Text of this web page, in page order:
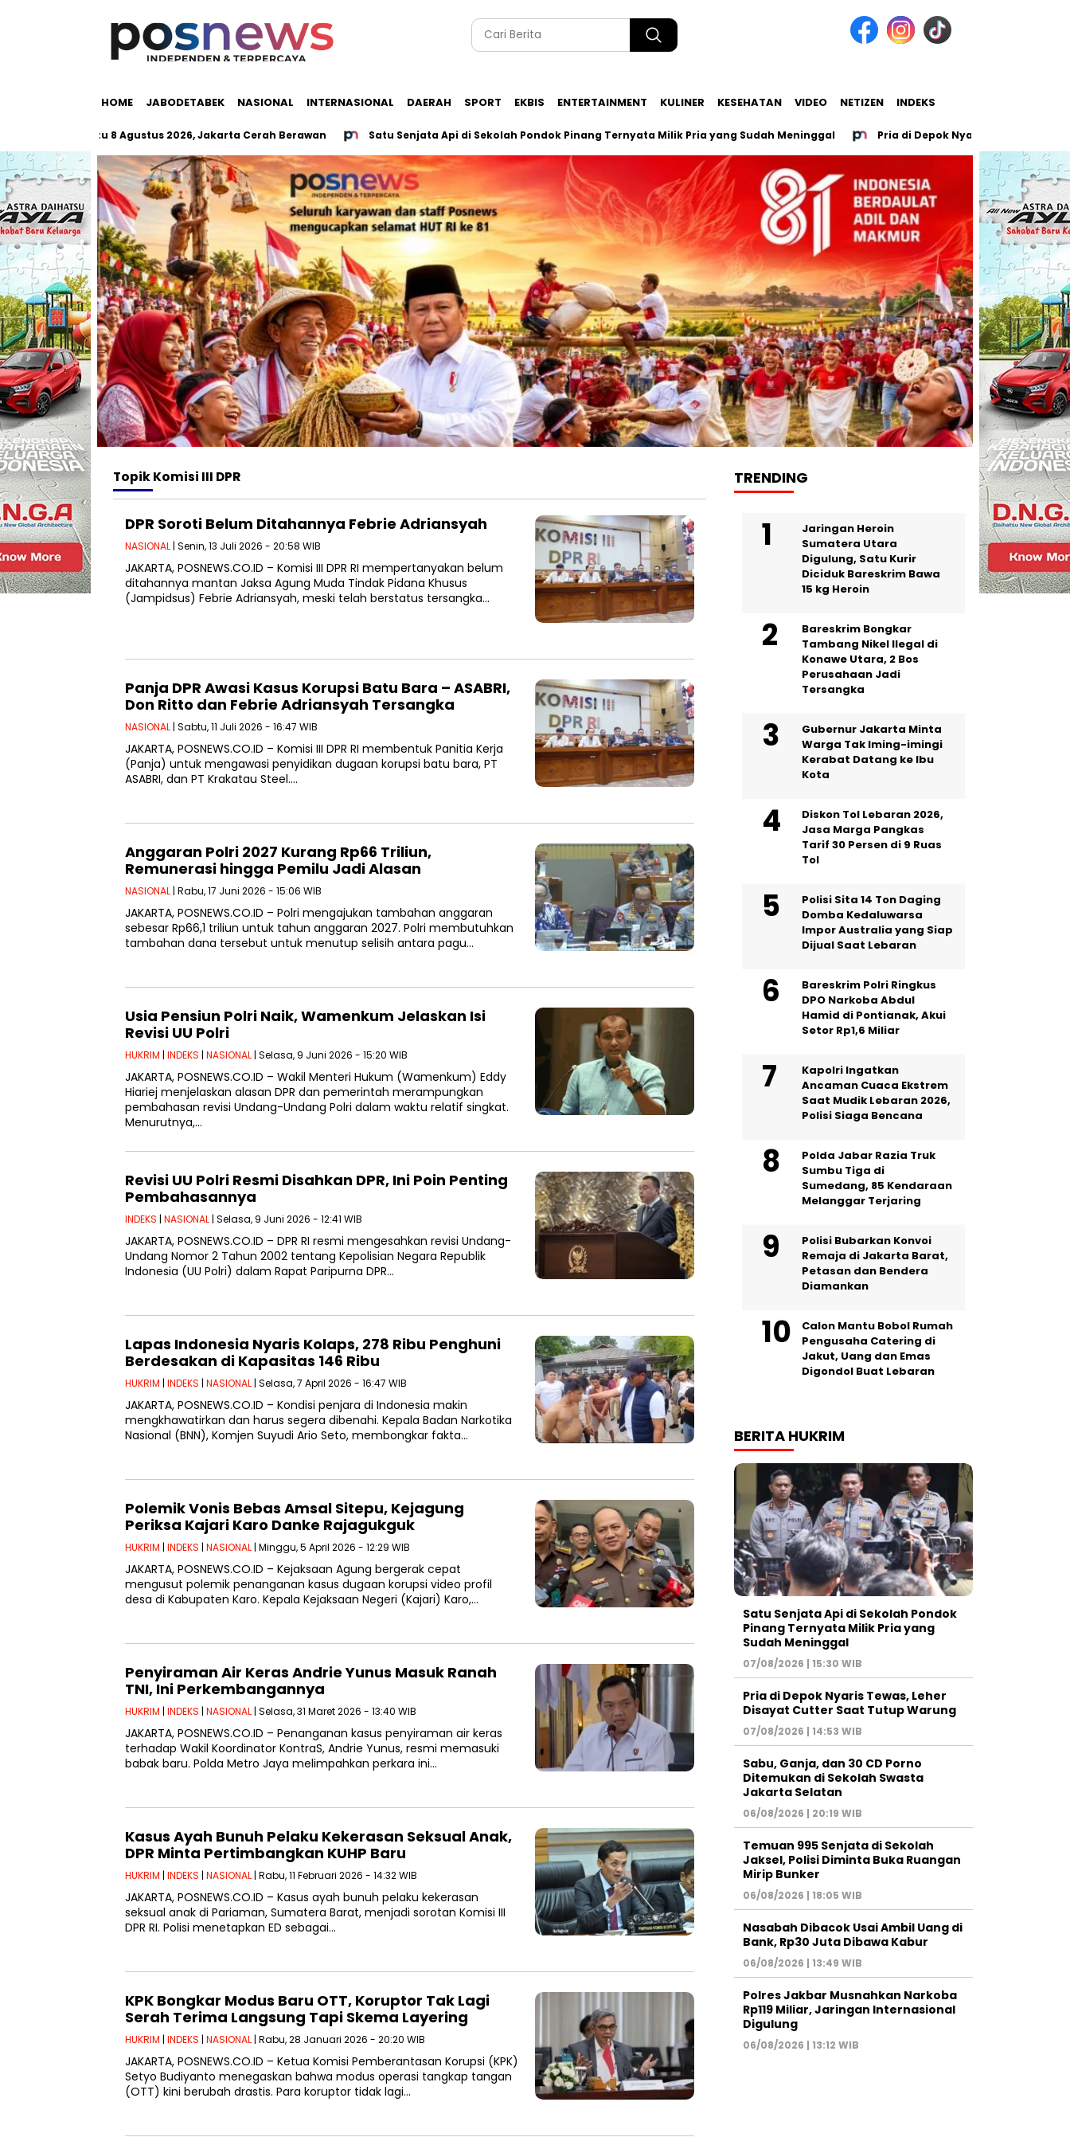
HOME JABODETABEK NASIONAL INTERNASIONAL DAERAH SPORT EKBIS ENTERTAINMENT KULINER KESEHATAN VIDEO NETIZEN INDEKS
Sabtu 8 Agustus 2026, Jakarta Cerah Berawan Satu Senjata Api di Sekolah Pondok Pinang Ternyata Milik Pria yang Sudah Meninggal Pria di Depok Nyaris Tewas, Leher Disayat
TopikKomisi III DPR
DPR Soroti Belum Ditahannya Febrie Adriansyah
NASIONAL | Senin, 13 Juli 2026 - 20:58 WIB
JAKARTA, POSNEWS.CO.ID – Komisi III DPR RI mempertanyakan belum
ditahannya mantan Jaksa Agung Muda Tindak Pidana Khusus
(Jampidsus) Febrie Adriansyah, meski telah berstatus tersangka…
Panja DPR Awasi Kasus Korupsi Batu Bara – ASABRI,
Don Ritto dan Febrie Adriansyah Tersangka
NASIONAL | Sabtu, 11 Juli 2026 - 16:47 WIB
JAKARTA, POSNEWS.CO.ID – Komisi III DPR RI membentuk Panitia Kerja
(Panja) untuk mengawasi penyidikan dugaan korupsi batu bara, PT
ASABRI, dan PT Krakatau Steel….
Anggaran Polri 2027 Kurang Rp66 Triliun,
Remunerasi hingga Pemilu Jadi Alasan
NASIONAL | Rabu, 17 Juni 2026 - 15:06 WIB
JAKARTA, POSNEWS.CO.ID – Polri mengajukan tambahan anggaran
sebesar Rp66,1 triliun untuk tahun anggaran 2027. Polri membutuhkan
tambahan dana tersebut untuk menutup selisih antara pagu…
Usia Pensiun Polri Naik, Wamenkum Jelaskan Isi
Revisi UU Polri
HUKRIM | INDEKS | NASIONAL | Selasa, 9 Juni 2026 - 15:20 WIB
JAKARTA, POSNEWS.CO.ID – Wakil Menteri Hukum (Wamenkum) Eddy
Hiariej menjelaskan alasan DPR dan pemerintah merampungkan
pembahasan revisi Undang-Undang Polri dalam waktu relatif singkat.
Menurutnya,…
Revisi UU Polri Resmi Disahkan DPR, Ini Poin Penting
Pembahasannya
INDEKS | NASIONAL | Selasa, 9 Juni 2026 - 12:41 WIB
JAKARTA, POSNEWS.CO.ID – DPR RI resmi mengesahkan revisi Undang-
Undang Nomor 2 Tahun 2002 tentang Kepolisian Negara Republik
Indonesia (UU Polri) dalam Rapat Paripurna DPR…
Lapas Indonesia Nyaris Kolaps, 278 Ribu Penghuni
Berdesakan di Kapasitas 146 Ribu
HUKRIM | INDEKS | NASIONAL | Selasa, 7 April 2026 - 16:47 WIB
JAKARTA, POSNEWS.CO.ID – Kondisi penjara di Indonesia makin
mengkhawatirkan dan harus segera dibenahi. Kepala Badan Narkotika
Nasional (BNN), Komjen Suyudi Ario Seto, membongkar fakta…
Polemik Vonis Bebas Amsal Sitepu, Kejagung
Periksa Kajari Karo Danke Rajagukguk
HUKRIM | INDEKS | NASIONAL | Minggu, 5 April 2026 - 12:29 WIB
JAKARTA, POSNEWS.CO.ID – Kejaksaan Agung bergerak cepat
mengusut polemik penanganan kasus dugaan korupsi video profil
desa di Kabupaten Karo. Kepala Kejaksaan Negeri (Kajari) Karo,…
Penyiraman Air Keras Andrie Yunus Masuk Ranah
TNI, Ini Perkembangannya
HUKRIM | INDEKS | NASIONAL | Selasa, 31 Maret 2026 - 13:40 WIB
JAKARTA, POSNEWS.CO.ID – Penanganan kasus penyiraman air keras
terhadap Wakil Koordinator KontraS, Andrie Yunus, resmi memasuki
babak baru. Polda Metro Jaya melimpahkan perkara ini…
Kasus Ayah Bunuh Pelaku Kekerasan Seksual Anak,
DPR Minta Pertimbangkan KUHP Baru
HUKRIM | INDEKS | NASIONAL | Rabu, 11 Februari 2026 - 14:32 WIB
JAKARTA, POSNEWS.CO.ID – Kasus ayah bunuh pelaku kekerasan
seksual anak di Pariaman, Sumatera Barat, menjadi sorotan Komisi III
DPR RI. Polisi menetapkan ED sebagai…
KPK Bongkar Modus Baru OTT, Koruptor Tak Lagi
Serah Terima Langsung Tapi Skema Layering
HUKRIM | INDEKS | NASIONAL | Rabu, 28 Januari 2026 - 20:20 WIB
JAKARTA, POSNEWS.CO.ID – Ketua Komisi Pemberantasan Korupsi (KPK)
Setyo Budiyanto menegaskan bahwa modus operasi tangkap tangan
(OTT) kini berubah drastis. Para koruptor tidak lagi…
TRENDING
Jaringan Heroin
Sumatera Utara
Digulung, Satu Kurir
Diciduk Bareskrim Bawa
15 kg Heroin
Bareskrim Bongkar
Tambang Nikel Ilegal di
Konawe Utara, 2 Bos
Perusahaan Jadi
Tersangka
Gubernur Jakarta Minta
Warga Tak Iming-imingi
Kerabat Datang ke Ibu
Kota
Diskon Tol Lebaran 2026,
Jasa Marga Pangkas
Tarif 30 Persen di 9 Ruas
Tol
Polisi Sita 14 Ton Daging
Domba Kedaluwarsa
Impor Australia yang Siap
Dijual Saat Lebaran
Bareskrim Polri Ringkus
DPO Narkoba Abdul
Hamid di Pontianak, Akui
Setor Rp1,6 Miliar
Kapolri Ingatkan
Ancaman Cuaca Ekstrem
Saat Mudik Lebaran 2026,
Polisi Siaga Bencana
Polda Jabar Razia Truk
Sumbu Tiga di
Sumedang, 85 Kendaraan
Melanggar Terjaring
Polisi Bubarkan Konvoi
Remaja di Jakarta Barat,
Petasan dan Bendera
Diamankan
Calon Mantu Bobol Rumah
Pengusaha Catering di
Jakut, Uang dan Emas
Digondol Buat Lebaran
BERITA HUKRIM
Satu Senjata Api di Sekolah Pondok
Pinang Ternyata Milik Pria yang
Sudah Meninggal
07/08/2026 | 15:30 WIB
Pria di Depok Nyaris Tewas, Leher
Disayat Cutter Saat Tutup Warung
07/08/2026 | 14:53 WIB
Sabu, Ganja, dan 30 CD Porno
Ditemukan di Sekolah Swasta
Jakarta Selatan
06/08/2026 | 20:19 WIB
Temuan 995 Senjata di Sekolah
Jaksel, Polisi Diminta Buka Ruangan
Mirip Bunker
06/08/2026 | 18:05 WIB
Nasabah Dibacok Usai Ambil Uang di
Bank, Rp30 Juta Dibawa Kabur
06/08/2026 | 13:49 WIB
Polres Jakbar Musnahkan Narkoba
Rp119 Miliar, Jaringan Internasional
Digulung
06/08/2026 | 13:12 WIB